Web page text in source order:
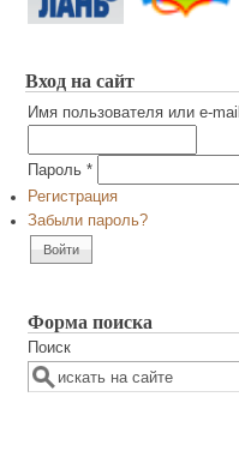
Вход на сайт
Имя пользователя или e-mail
Пароль *
Регистрация
Забыли пароль?
Форма поиска
Поиск